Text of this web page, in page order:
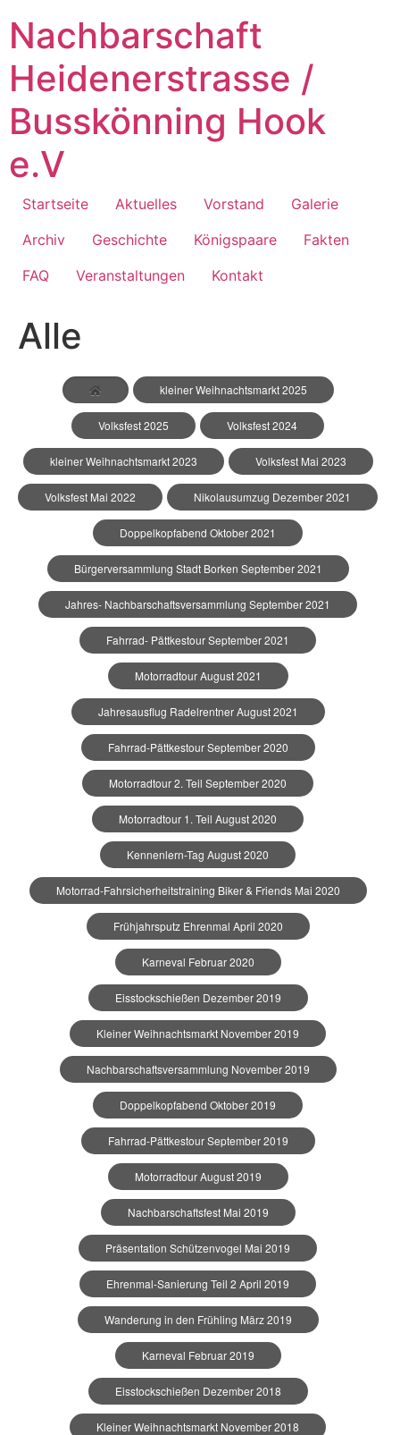
Inhalt
springen
Nachbarschaft
Heidenerstrasse /
Busskönning Hook
e.V
Startseite Aktuelles Vorstand
Galerie
Archiv
Geschichte Königspaare
Fakten
FAQ
Veranstaltungen Kontakt
Alle
kleiner Weihnachtsmarkt 2025
Volksfest 2025 Volksfest 2024
kleiner Weihnachtsmarkt 2023 Volksfest Mai 2023
Volksfest Mai 2022 Nikolausumzug Dezember 2021
Doppelkopfabend Oktober 2021
Bürgerversammlung Stadt Borken September 2021
Jahres- Nachbarschaftsversammlung September 2021
Fahrrad- Pättkestour September 2021
Motorradtour August 2021
Jahresausflug Radelrentner August 2021
Fahrrad-Pättkestour September 2020
Motorradtour 2. Teil September 2020
Motorradtour 1. Teil August 2020
Kennenlern-Tag August 2020
Motorrad-Fahrsicherheitstraining Biker & Friends Mai 2020
Frühjahrsputz Ehrenmal April 2020
Karneval Februar 2020
Eisstockschießen Dezember 2019
Kleiner Weihnachtsmarkt November 2019
Nachbarschaftsversammlung November 2019
Doppelkopfabend Oktober 2019
Fahrrad-Pättkestour September 2019
Motorradtour August 2019
Nachbarschaftsfest Mai 2019
Präsentation Schützenvogel Mai 2019
Ehrenmal-Sanierung Teil 2 April 2019
Wanderung in den Frühling März 2019
Karneval Februar 2019
Eisstockschießen Dezember 2018
Kleiner Weihnachtsmarkt November 2018